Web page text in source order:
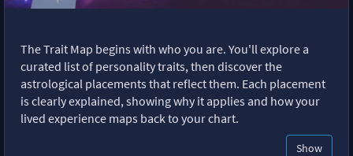
The Trait Map begins with who you are. You'll explore a
curated list of personality traits, then discover the
astrological placements that reflect them. Each placement
is clearly explained, showing why it applies and how your
lived experience maps back to your chart.
Show